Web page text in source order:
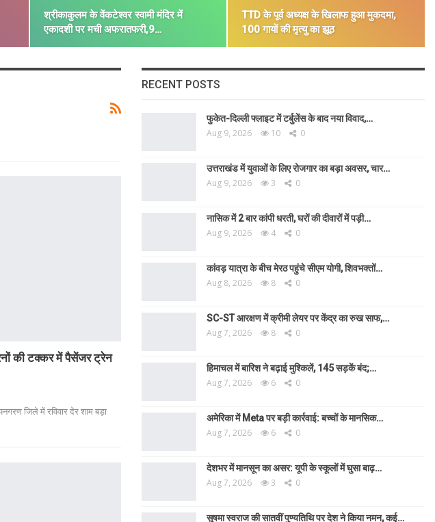
श्रीकाकुलम के वेंकटेश्वर स्वामी मंदिर में
एकादशी पर मची अफरातफरी,9…
TTD के पूर्व अध्यक्ष के खिलाफ हुआ मुकदमा,
100 गायों की मृत्यु का झूठ
की टक्कर में पैसेंजर ट्रेन
जिले में रविवार देर शाम बड़ा
RECENT POSTS
फुकेत-दिल्ली फ्लाइट में टर्बुलेंस के बाद नया विवाद,…
Aug 9, 2026 10 0
उत्तराखंड में युवाओं के लिए रोजगार का बड़ा अवसर, चार…
Aug 9, 2026 3 0
नासिक में 2 बार कांपी धरती, घरों की दीवारों में पड़ी…
Aug 9, 2026 4 0
कांवड़ यात्रा के बीच मेरठ पहुंचे सीएम योगी, शिवभक्तों…
Aug 8, 2026 8 0
SC-ST आरक्षण में क्रीमी लेयर पर केंद्र का रुख साफ,…
Aug 7, 2026 8 0
हिमाचल में बारिश ने बढ़ाई मुश्किलें, 145 सड़कें बंद;…
Aug 7, 2026 6 0
अमेरिका में Meta पर बड़ी कार्रवाई: बच्चों के मानसिक…
Aug 7, 2026 6 0
देशभर में मानसून का असर: यूपी के स्कूलों में घुसा बाढ़…
Aug 7, 2026 3 0
सुषमा स्वराज की सातवीं पुण्यतिथि पर देश ने किया नमन, कई…